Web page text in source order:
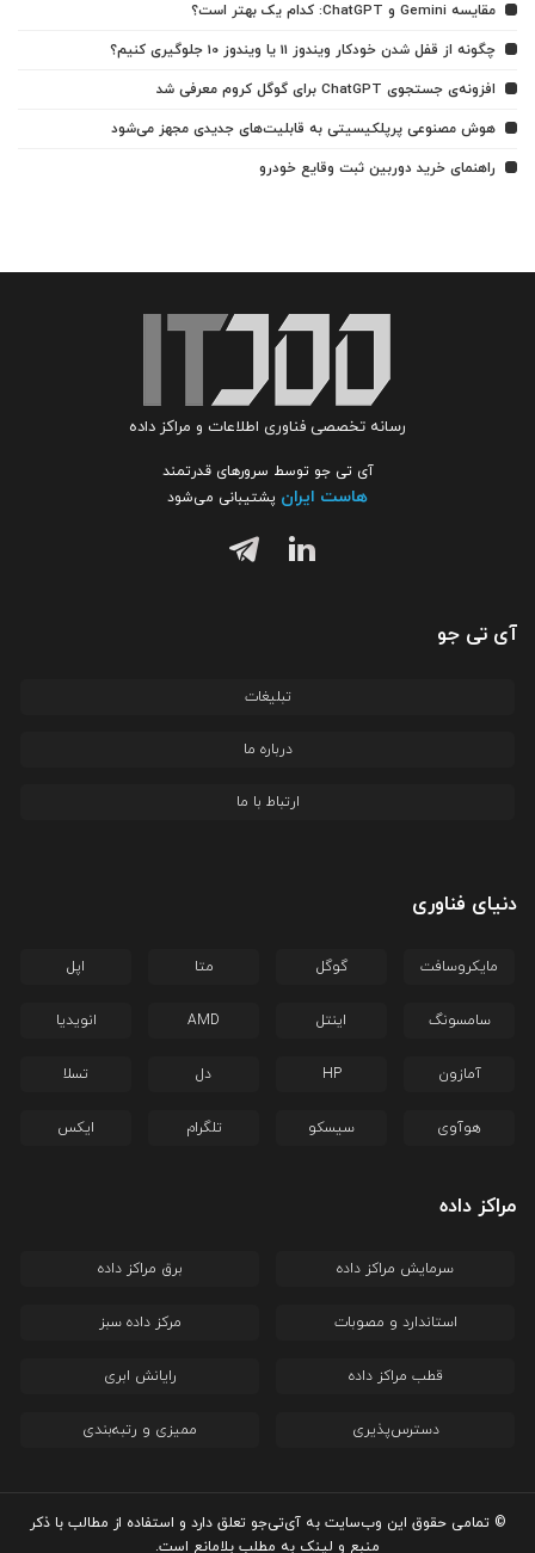
مقایسه Gemini و ChatGPT: کدام یک بهتر است؟
چگونه از قفل شدن خودکار ویندوز 11 یا ویندوز 10 جلوگیری کنیم؟
افزونه‌ی جستجوی ChatGPT برای گوگل کروم معرفی شد
هوش مصنوعی پرپلکیسیتی به قابلیت‌های جدیدی مجهز می‌شود
راهنمای خرید دوربین ثبت وقایع خودرو
رسانه تخصصی فناوری اطلاعات و مراکز داده
آی تی جو توسط سرورهای قدرتمند
هاست ایران پشتیبانی می‌شود
آی تی جو
تبلیغات
درباره ما
ارتباط با ما
دنیای فناوری
مایکروسافت گوگل متا اپل
سامسونگ اینتل AMD انویدیا
آمازون HP دل تسلا
هوآوی سیسکو تلگرام ایکس
مراکز داده
سرمایش مراکز داده برق مراکز داده
استاندارد و مصوبات مرکز داده سبز
قطب مراکز داده رایانش ابری
دسترس‌پذیری ممیزی و رتبه‌بندی
© تمامی حقوق این وب‌سایت به آی‌تی‌جو تعلق دارد و استفاده از مطالب با ذکر
منبع و لینک به مطلب بلامانع است.